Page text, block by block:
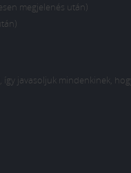
megjelenés után)
javasoljuk mindenkinek,